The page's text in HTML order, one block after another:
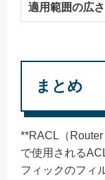
適用範囲の広さ
まとめ
**RACL（
で使用される
フィックのフィ